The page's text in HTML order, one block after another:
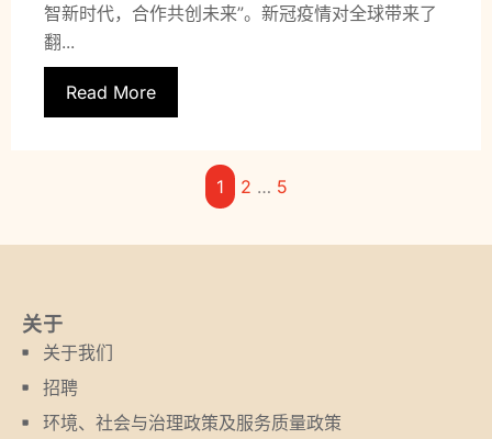
智新时代，合作共创未来”。新冠疫情对全球带来了
翻...
Read More
1 2 … 5
关于
关于我们
招聘
环境、社会与治理政策及服务质量政策